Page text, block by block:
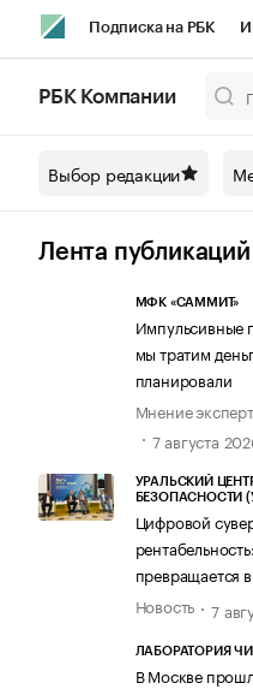
Подписка на РБК
Спецпроекты СПб
Технологии и медиа
РБК Компании
Выбор редакции
Лента публикаций
МФК «САММИТ»
Импульсивные
мы тратим
планировали
Мнение
7 августа
УРАЛЬСКИЙ
БЕЗОПАСНОСТИ
Цифровой
превращается
Новость
7
ЛАБОРАТОРИЯ
В Москве